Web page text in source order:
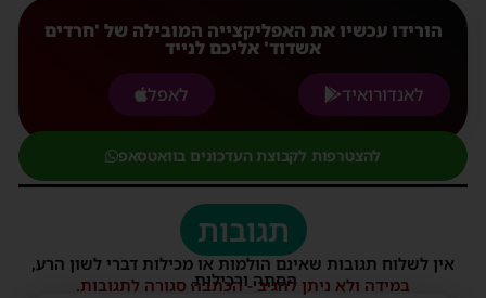
הורידו עכשיו את האפליקצייה המובילה של 'חרדים
אשדוד' אליכם לנייד
לאנדורואיד
לאפל
להצטרפות לקבוצת העדכונים בוואטסאפ
תגובות
אין לשלוח תגובות שאינם הולמות או מכילות דברי לשון הרע,
הסתה ורכילות.
במידה ולא ניתן להגיב - הכתבה סגורה לתגובות.